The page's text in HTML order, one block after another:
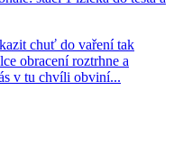
chuť do vaření tak
obracení roztrhne a
v tu chvíli obviní...